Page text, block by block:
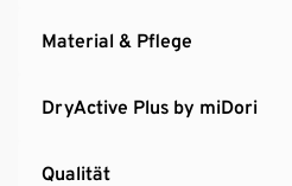
Material & Pflege
DryActive Plus by miDori
Qualität